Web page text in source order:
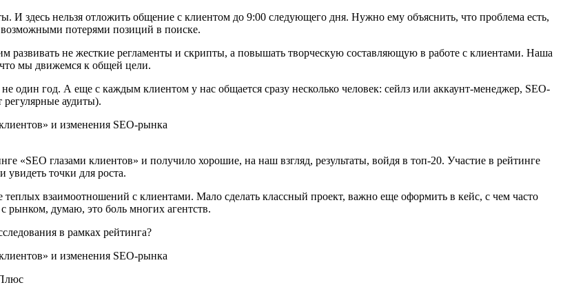
И здесь нельзя отложить общение с клиентом до 9:00 следующего дня. Нужно ему объяснить, что проблема есть,
потерями позиций в поиске.
не жесткие регламенты и скрипты, а повышать творческую составляющую в работе с клиентами. Наша
что мы движемся к общей цели.
один год. А еще с каждым клиентом у нас общается сразу несколько человек: сейлз или аккаунт-менеджер, SEO-
регулярные аудиты).
«SEO глазами клиентов» и получило хорошие, на наш взгляд, результаты, войдя в топ-20. Участие в рейтинге
увидеть точки для роста.
взаимоотношений с клиентами. Мало сделать классный проект, важно еще оформить в кейс, с чем часто
рынком, думаю, это боль многих агентств.
в рамках рейтинга?